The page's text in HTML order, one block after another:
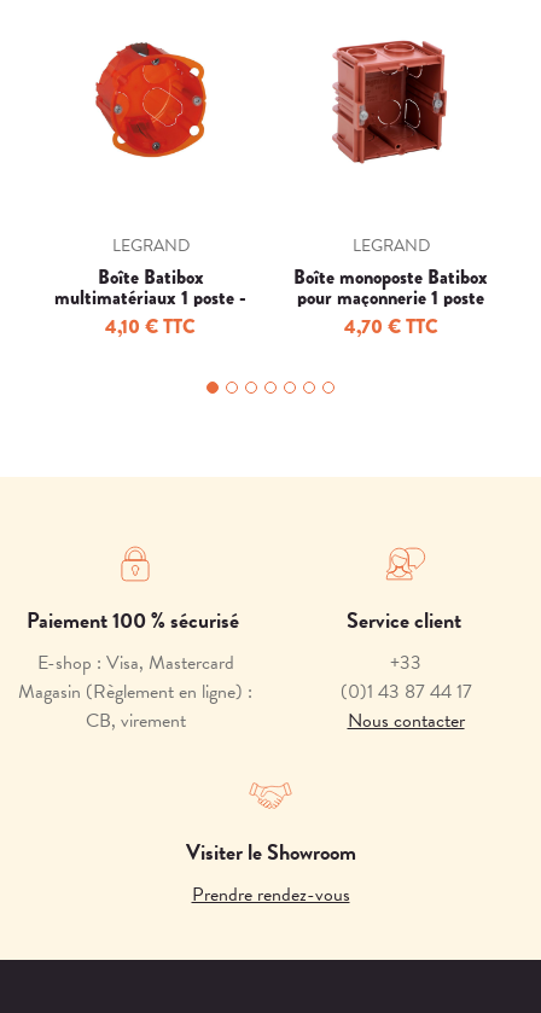
LEGRAND
Boîte Batibox
multimatériaux 1 poste -
profondeur 50mm
4,10 € TTC
LEGRAND
Boîte monoposte Batibox
pour maçonnerie 1 poste
carrée associable
4,70 € TTC
Paiement 100 % sécurisé
E-shop : Visa, Mastercard
Magasin (Règlement en ligne) :
CB, virement
Service client
+33
(0)1 43 87 44 17
Nous contacter
Visiter le Showroom
Prendre rendez-vous